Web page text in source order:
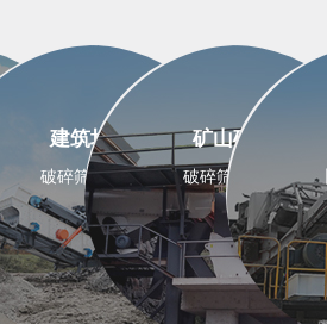
建筑垃圾
破碎筛分设备
矿山矿石
破碎筛分设备